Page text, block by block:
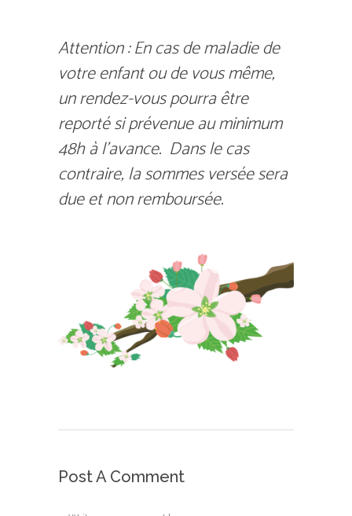
Attention : En cas de maladie de
votre enfant ou de vous même,
un rendez-vous pourra être
reporté si prévenue au minimum
48h à l’avance. Dans le cas
contraire, la sommes versée sera
due et non remboursée.
Post A Comment